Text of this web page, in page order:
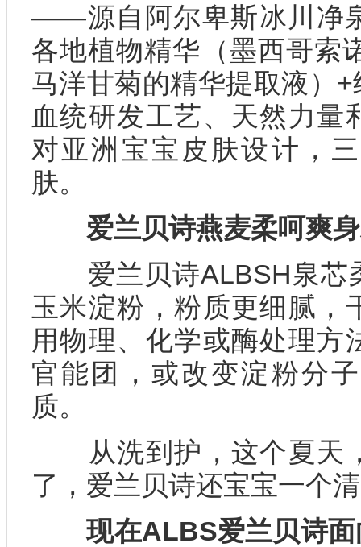
——源自阿尔卑斯冰川净
各地植物精华（墨西哥索
马洋甘菊的精华提取液）
血统研发工艺、天然力量
对亚洲宝宝皮肤设计，
肤。
爱兰贝诗燕麦柔呵爽
爱兰贝诗ALBSH泉芯
玉米淀粉，粉质更细腻，
用物理、化学或酶处理方
官能团，或改变淀粉分
质。
从洗到护，这个夏天
了，爱兰贝诗还宝宝一个
现在ALBS爱兰贝诗